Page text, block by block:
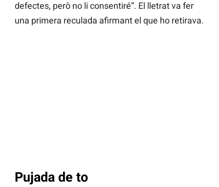
defectes, però no li consentiré”. El lletrat va fer
una primera reculada afirmant el que ho retirava.
Pujada de to